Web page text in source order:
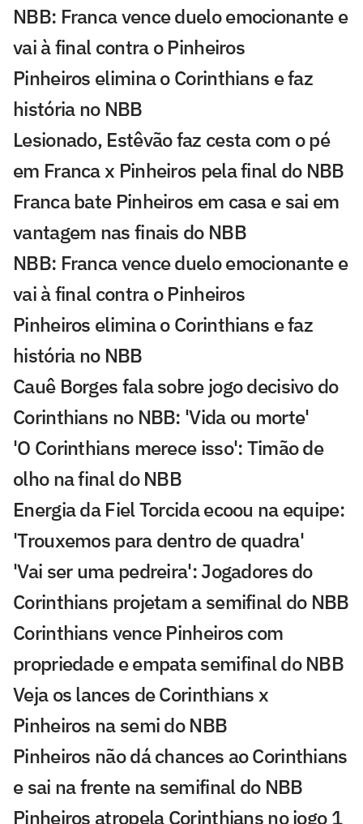
NBB: Franca vence duelo emocionante e
vai à final contra o Pinheiros
Pinheiros elimina o Corinthians e faz
história no NBB
Lesionado, Estêvão faz cesta com o pé
em Franca x Pinheiros pela final do NBB
Franca bate Pinheiros em casa e sai em
vantagem nas finais do NBB
NBB: Franca vence duelo emocionante e
vai à final contra o Pinheiros
Pinheiros elimina o Corinthians e faz
história no NBB
Cauê Borges fala sobre jogo decisivo do
Corinthians no NBB: 'Vida ou morte'
'O Corinthians merece isso': Timão de
olho na final do NBB
Energia da Fiel Torcida ecoou na equipe:
'Trouxemos para dentro de quadra'
'Vai ser uma pedreira': Jogadores do
Corinthians projetam a semifinal do NBB
Corinthians vence Pinheiros com
propriedade e empata semifinal do NBB
Veja os lances de Corinthians x
Pinheiros na semi do NBB
Pinheiros não dá chances ao Corinthians
e sai na frente na semifinal do NBB
Pinheiros atropela Corinthians no jogo 1